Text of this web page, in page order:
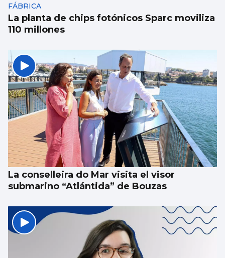
FÁBRICA
La planta de chips fotónicos Sparc moviliza
110 millones
La conselleira do Mar visita el visor
submarino “Atlántida” de Bouzas